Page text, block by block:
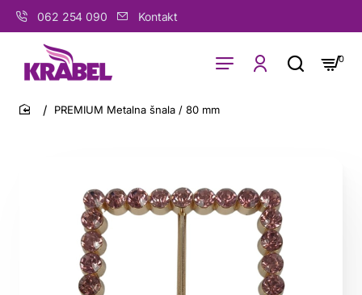
062 254 090 Kontakt
0
home
PREMIUM Metalna šnala / 80 mm